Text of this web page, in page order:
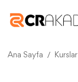
Ana Sayfa Kurslar